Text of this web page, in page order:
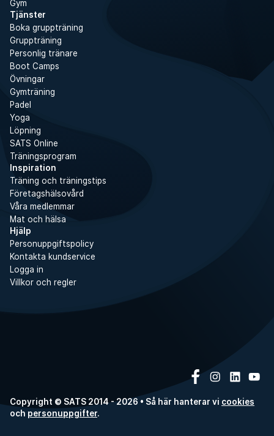
Gym
Tjänster
Boka gruppträning
Gruppträning
Personlig tränare
Boot Camps
Övningar
Gymträning
Padel
Yoga
Löpning
SATS Online
Träningsprogram
Inspiration
Träning och träningstips
Företagshälsovård
Våra medlemmar
Mat och hälsa
Hjälp
Personuppgiftspolicy
Kontakta kundservice
Logga in
Villkor och regler
Copyright © SATS 2014 - 2026 • Så här hanterar vi cookies
och personuppgifter.